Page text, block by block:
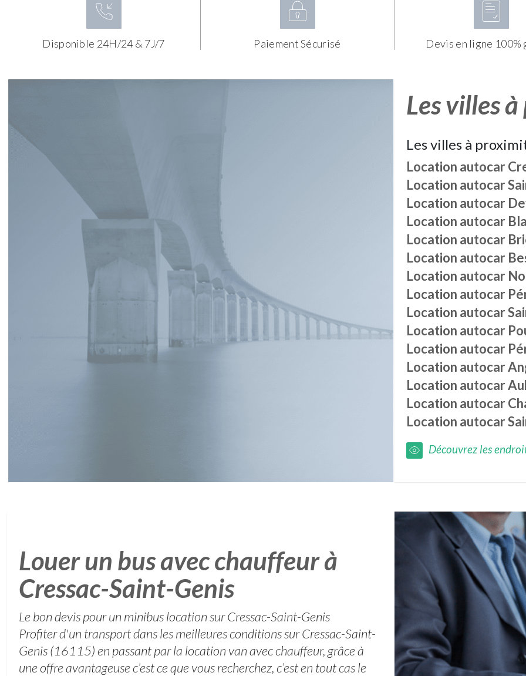
Disponible 24H/24 & 7J/7 Paiement Sécurisé Devis en ligne
Les villes
Les villes à
Location autocar
Location autocar
Location autocar
Location autocar
Location autocar
Location autocar
Location autocar
Location autocar
Location autocar
Location autocar
Location autocar
Location autocar
Location autocar
Location autocar
Location autocar
Découvrez les
Louer un bus avec chauffeur à
Cressac-Saint-Genis
Le bon devis pour un minibus location sur Cressac-Saint-Genis
Profiter d'un transport dans les meilleures conditions sur Cressac-Saint-
Genis (16115) en passant par la location van avec chauffeur, grâce à
une offre avantageuse c’est ce que vous recherchez, c’est en tout cas le